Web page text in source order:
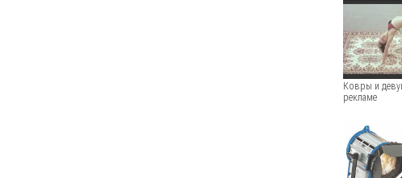
Ковры и
рекламе